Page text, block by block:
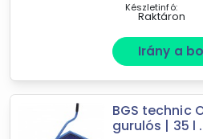
Készletinfó:
Raktáron
Irány a
BGS technic
gurulós | 35 l